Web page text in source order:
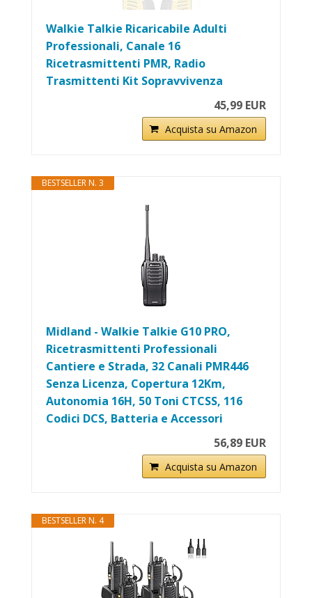
Walkie Talkie Ricaricabile Adulti
Professionali, Canale 16
Ricetrasmittenti PMR, Radio
Trasmittenti Kit Sopravvivenza
45,99 EUR
Acquista su Amazon
BESTSELLER N. 3
Midland - Walkie Talkie G10 PRO,
Ricetrasmittenti Professionali
Cantiere e Strada, 32 Canali PMR446
Senza Licenza, Copertura 12Km,
Autonomia 16H, 50 Toni CTCSS, 116
Codici DCS, Batteria e Accessori
56,89 EUR
Acquista su Amazon
BESTSELLER N. 4